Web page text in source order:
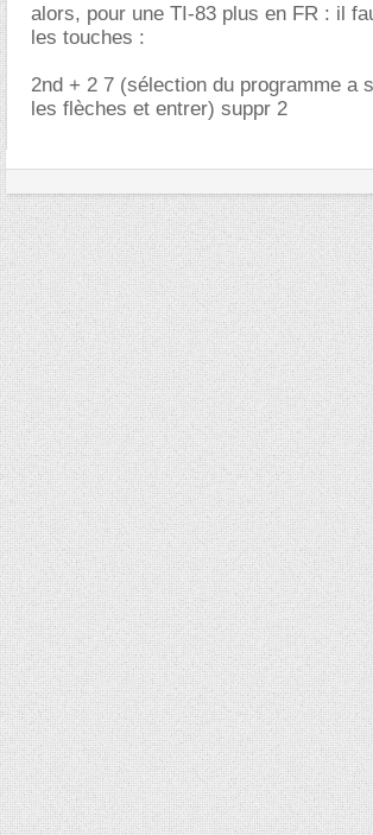
alors, pour une TI-83 plus en FR : il
les touches :
2nd + 2 7 (sélection du programme a
les flèches et entrer) suppr 2